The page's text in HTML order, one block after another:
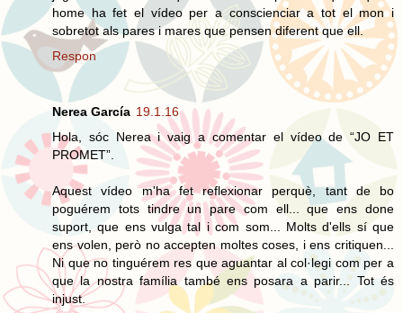
home ha fet el vídeo per a conscienciar a tot el mon i
sobretot als pares i mares que pensen diferent que ell.
Respon
Nerea García 19.1.16
Hola, sóc Nerea i vaig a comentar el vídeo de “JO ET
PROMET”.
Aquest vídeo m'ha fet reflexionar perquè, tant de bo
poguérem tots tindre un pare com ell... que ens done
suport, que ens vulga tal i com som... Molts d'ells sí que
ens volen, però no accepten moltes coses, i ens critiquen...
Ni que no tinguérem res que aguantar al col·legi com per a
que la nostra família també ens posara a parir... Tot és
injust.